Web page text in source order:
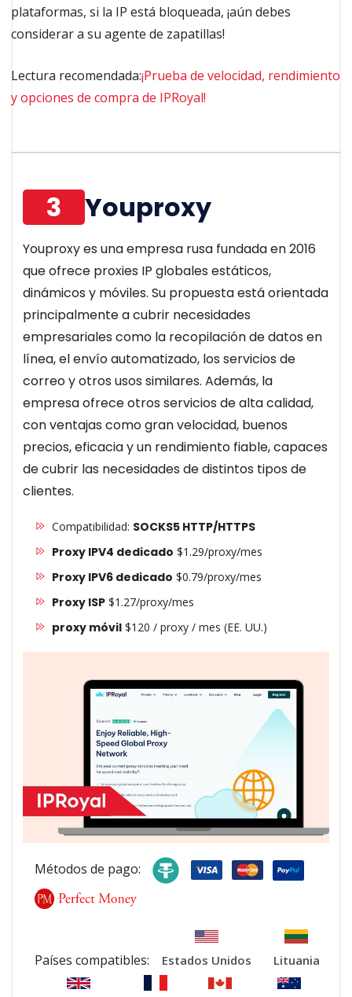
plataformas, si la IP está bloqueada, ¡aún debes
considerar a su agente de zapatillas!
Lectura recomendada:¡Prueba de velocidad, rendimiento
y opciones de compra de IPRoyal!
3 Youproxy
Youproxy es una empresa rusa fundada en 2016
que ofrece proxies IP globales estáticos,
dinámicos y móviles. Su propuesta está orientada
principalmente a cubrir necesidades
empresariales como la recopilación de datos en
línea, el envío automatizado, los servicios de
correo y otros usos similares. Además, la
empresa ofrece otros servicios de alta calidad,
con ventajas como gran velocidad, buenos
precios, eficacia y un rendimiento fiable, capaces
de cubrir las necesidades de distintos tipos de
clientes.
Compatibilidad: SOCKS5 HTTP/HTTPS
Proxy IPV4 dedicado $1.29/proxy/mes
Proxy IPV6 dedicado $0.79/proxy/mes
Proxy ISP$1.27/proxy/mes
proxy móvil$120 / proxy / mes (EE. UU.)
Métodos de pago:
Países compatibles: Estados Unidos Lituania